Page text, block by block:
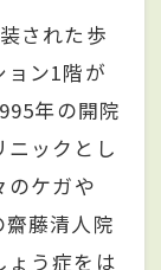
された歩
ン1階が
年の開院
ックとし
のケガや
藤清人院
ょう症をは